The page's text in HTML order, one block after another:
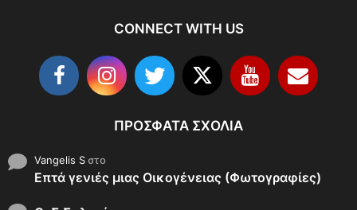
CONNECT WITH US
ΠΡΌΣΦΑΤΑ ΣΧΌΛΙΑ
Vangelis Sστο
Επτά γενιές μιας Οικογένειας (Φωτογραφίες)